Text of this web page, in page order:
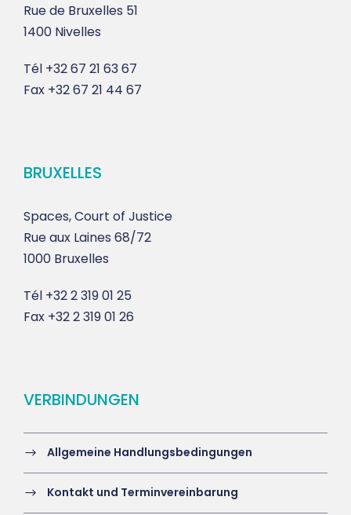
Rue de Bruxelles 51
1400 Nivelles
Tél +32 67 21 63 67
Fax +32 67 21 44 67
BRUXELLES
Spaces, Court of Justice
Rue aux Laines 68/72
1000 Bruxelles
Tél +32 2 319 01 25
Fax +32 2 319 01 26
VERBINDUNGEN
Allgemeine Handlungsbedingungen
Kontakt und Terminvereinbarung